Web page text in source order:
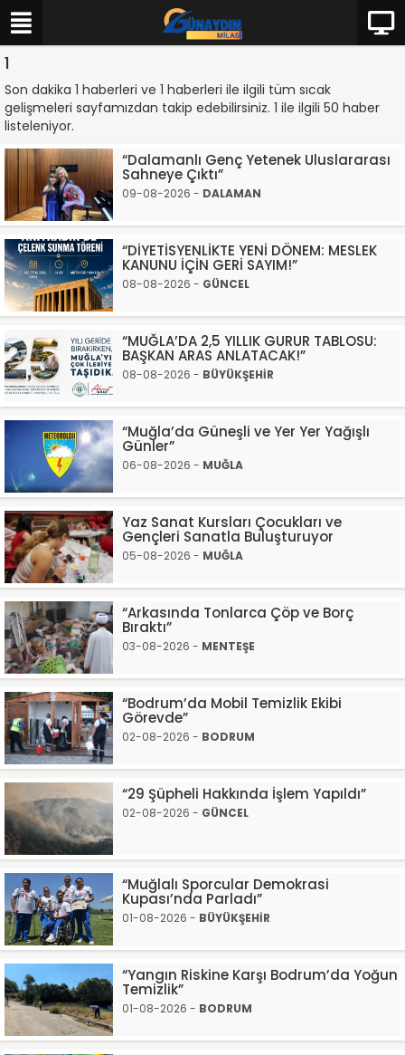
1
Son dakika 1 haberleri ve 1 haberleri ile ilgili tüm sıcak
gelişmeleri sayfamızdan takip edebilirsiniz. 1 ile ilgili 50 haber
listeleniyor.
“Dalamanlı Genç Yetenek Uluslararası
Sahneye Çıktı”
09-08-2026 - DALAMAN
“DİYETİSYENLİKTE YENİ DÖNEM: MESLEK
KANUNU İÇİN GERİ SAYIM!”
08-08-2026 - GÜNCEL
“MUĞLA’DA 2,5 YILLIK GURUR TABLOSU:
BAŞKAN ARAS ANLATACAK!”
08-08-2026 - BÜYÜKŞEHİR
“Muğla’da Güneşli ve Yer Yer Yağışlı
Günler”
06-08-2026 - MUĞLA
Yaz Sanat Kursları Çocukları ve
Gençleri Sanatla Buluşturuyor
05-08-2026 - MUĞLA
“Arkasında Tonlarca Çöp ve Borç
Bıraktı”
03-08-2026 - MENTEŞE
“Bodrum’da Mobil Temizlik Ekibi
Görevde”
02-08-2026 - BODRUM
“29 Şüpheli Hakkında İşlem Yapıldı”
02-08-2026 - GÜNCEL
“Muğlalı Sporcular Demokrasi
Kupası’nda Parladı”
01-08-2026 - BÜYÜKŞEHİR
“Yangın Riskine Karşı Bodrum’da Yoğun
Temizlik”
01-08-2026 - BODRUM